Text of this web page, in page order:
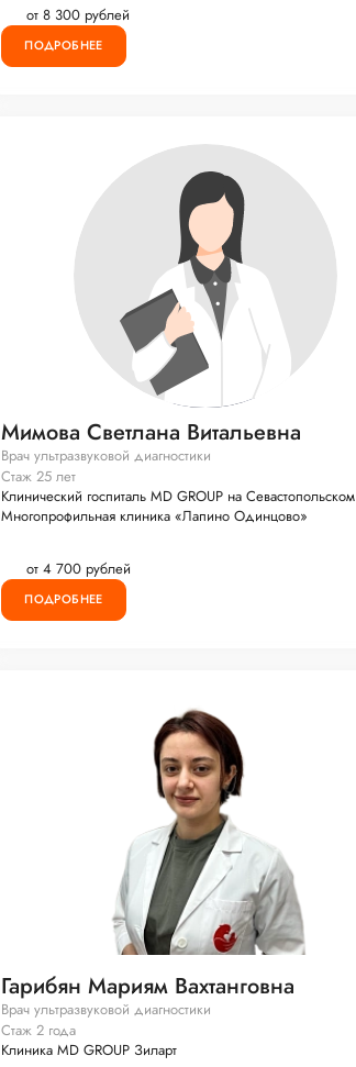
от 8 300 рублей
ПОДРОБНЕЕ
Мимова Светлана Витальевна
Врач ультразвуковой диагностики
Стаж 25 лет
Клинический госпиталь MD GROUP на Севастопольском
Многопрофильная клиника «Лапино Одинцово»
от 4 700 рублей
ПОДРОБНЕЕ
Гарибян Мариям Вахтанговна
Врач ультразвуковой диагностики
Стаж 2 года
Клиника MD GROUP Зиларт